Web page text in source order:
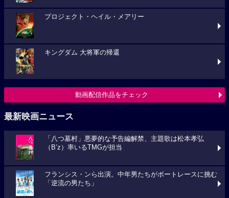
プロジェクト・ヘイル・メアリー
キングダム 大将軍の帰還
動画配信作品をチェック
最新映画ニュース
「八つ墓村」悪夢的な予告編解禁、主題歌は松本孝弘
（B’z）率いるTMGが担当
フランシス・ンら出演。中年男たちがボートレースに挑む
「逆流の男たち」